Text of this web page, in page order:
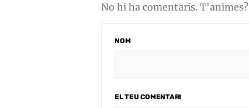
No hi ha comentaris. T'animes?
NOM
EL TEU COMENTARI